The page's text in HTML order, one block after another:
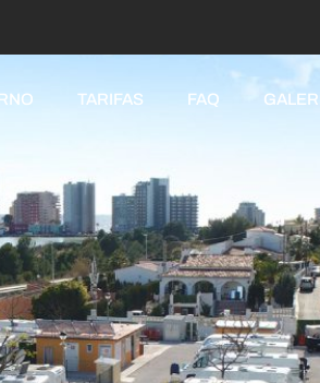
TARIFAS FAQ